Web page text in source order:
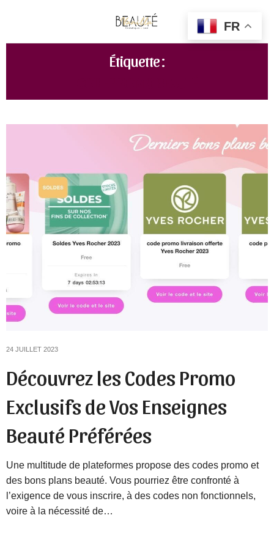
Étiquette :
24 JUILLET 2023
Découvrez les Codes Promo
Exclusifs de Vos Enseignes
Beauté Préférées
Une multitude de plateformes propose des codes promo et
des bons plans beauté. Vous pourriez être confronté à
l’exigence de vous inscrire, à des codes non fonctionnels,
voire à la nécessité de…
FR